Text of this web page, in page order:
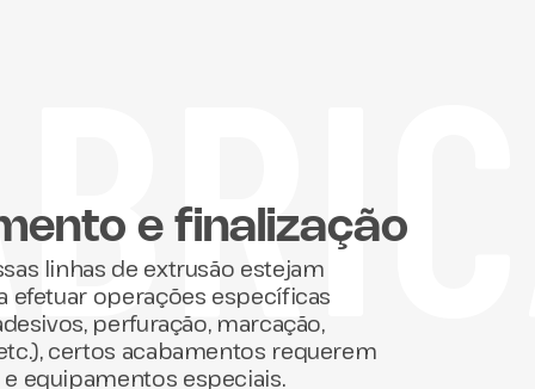
e finalização
linhas de extrusão estejam
efetuar operações específicas
perfuração, marcação,
certos acabamentos requerem
equipamentos especiais.